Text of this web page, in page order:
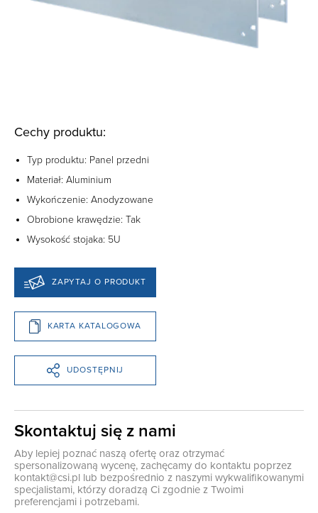
Cechy produktu:
Typ produktu: Panel przedni
Materiał: Aluminium
Wykończenie: Anodyzowane
Obrobione krawędzie: Tak
Wysokość stojaka: 5U
ZAPYTAJ O PRODUKT
KARTA KATALOGOWA
UDOSTĘPNIJ
Skontaktuj się z nami
Aby lepiej poznać naszą ofertę oraz otrzymać
spersonalizowaną wycenę, zachęcamy do kontaktu poprzez
kontakt@csi.pl lub bezpośrednio z naszymi wykwalifikowanymi
specjalistami, którzy doradzą Ci zgodnie z Twoimi
preferencjami i potrzebami.